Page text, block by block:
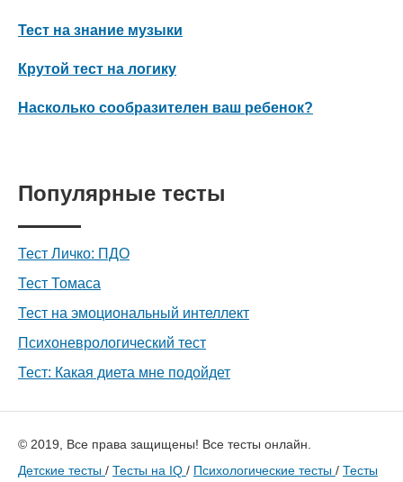
Тест на знание музыки
Крутой тест на логику
Насколько сообразителен ваш ребенок?
Популярные тесты
Тест Личко: ПДО
Тест Томаса
Тест на эмоциональный интеллект
Психоневрологический тест
Тест: Какая диета мне подойдет
© 2019, Все права защищены! Все тесты онлайн.
Детские тесты / Тесты на IQ / Психологические тесты / Тесты